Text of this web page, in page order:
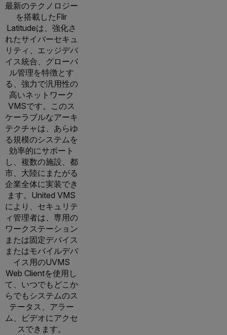
最新のテクノロジー
を搭載したFlir
Latitudeは、強化さ
れたサイバーセキュ
リティ、エッジデバ
イス統合、グローバ
ル管理を特徴とす
る、強力で汎用性の
高いネットワーク
VMSです。このス
ケーラブルなアーキ
テクチャは、あらゆ
る規模のシステムを
効率的にサポート
し、複数の施設、都
市、大陸にまたがる
企業全体に実装でき
ます。United VMS
により、セキュリテ
ィ管理者は、専用の
ワークステーション
または固定デバイス
またはモバイルデバ
イス用のUVMS
Web Clientを使用し
て、いつでもどこか
らでもシステムのス
テータス、アラー
ム、ビデオにアクセ
スできます。